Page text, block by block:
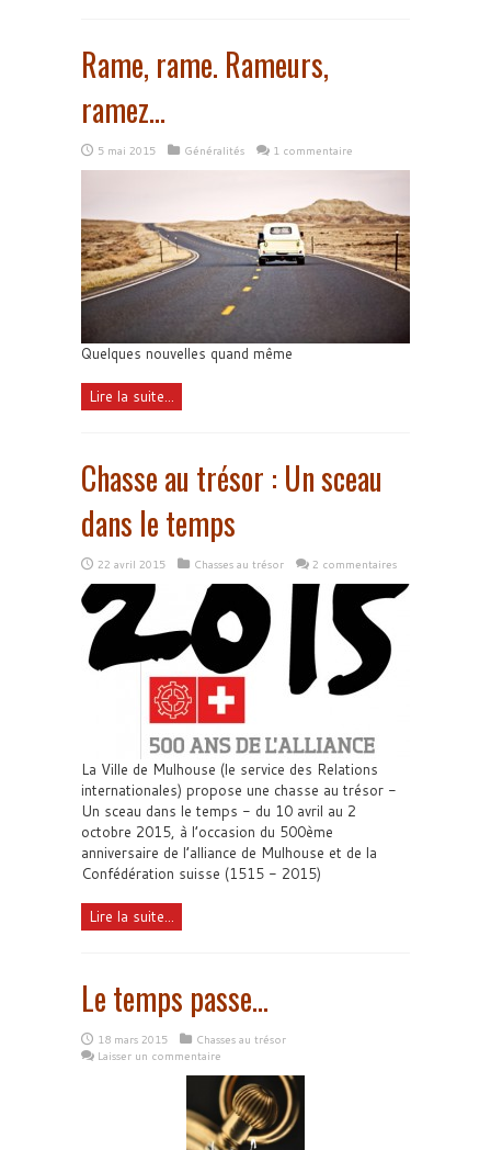
Rame, rame. Rameurs,
ramez…
5 mai 2015 Généralités 1 commentaire
Quelques nouvelles quand même
Lire la suite...
Chasse au trésor : Un sceau
dans le temps
22 avril 2015 Chasses au trésor 2 commentaires
La Ville de Mulhouse (le service des Relations
internationales) propose une chasse au trésor -
Un sceau dans le temps - du 10 avril au 2
octobre 2015, à l’occasion du 500ème
anniversaire de l’alliance de Mulhouse et de la
Confédération suisse (1515 - 2015)
Lire la suite...
Le temps passe…
18 mars 2015
Chasses au trésor
Laisser un commentaire